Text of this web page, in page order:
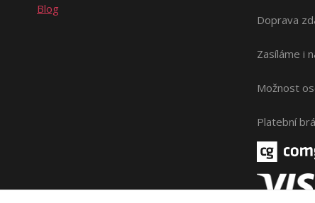
Blog
Doprava
Zasíláme i
Možnost
Platební